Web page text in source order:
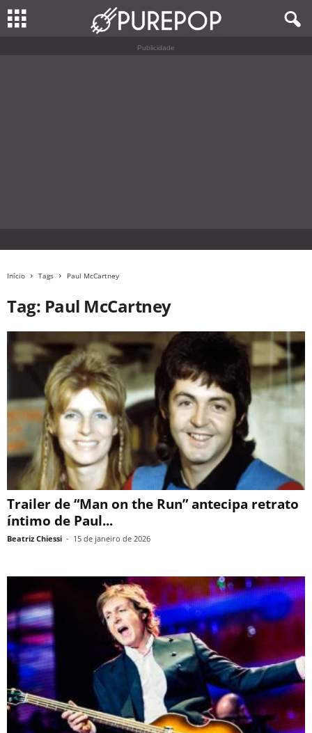
Publicidade
Início Tags Paul McCartney
Tag: Paul McCartney
Trailer de “Man on the Run” antecipa retrato
íntimo de Paul...
Beatriz Chiessi - 15 de janeiro de 2026